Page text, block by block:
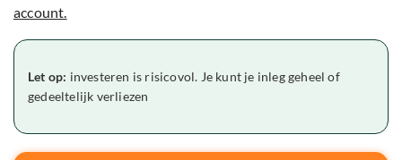
account.
Let op: investeren is risicovol. Je kunt je inleg geheel of
gedeeltelijk verliezen